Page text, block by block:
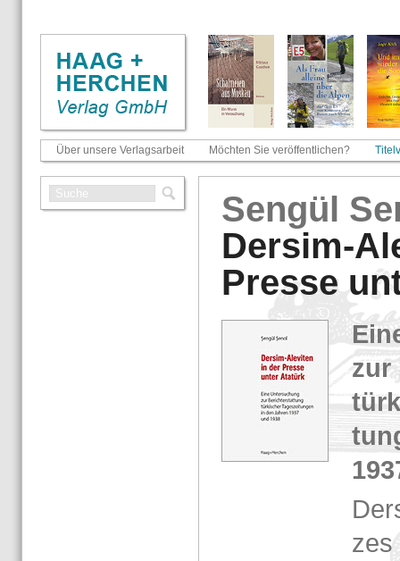
Über unsere Verlagsarbeit Möchten Sie veröffentlichen?
Sen­gül
Der­sim-​
Pres­se
zur